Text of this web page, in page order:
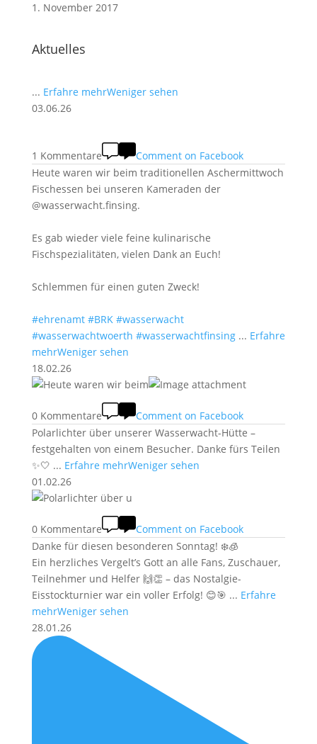
1. November 2017
Aktuelles
... Erfahre mehrWeniger sehen
03.06.26
1 Kommentare
Comment on Facebook
Heute waren wir beim traditionellen Aschermittwoch
Fischessen bei unseren Kameraden der
@wasserwacht.finsing.
Es gab wieder viele feine kulinarische
Fischspezialitäten, vielen Dank an Euch!
Schlemmen für einen guten Zweck!
#ehrenamt #BRK #wasserwacht
#wasserwachtwoerth #wasserwachtfinsing ... Erfahre
mehrWeniger sehen
18.02.26
0 Kommentare
Comment on Facebook
Polarlichter über unserer Wasserwacht-Hütte –
festgehalten von einem Besucher. Danke fürs Teilen
✨🤍 ... Erfahre mehrWeniger sehen
01.02.26
0 Kommentare
Comment on Facebook
Danke für diesen besonderen Sonntag! ❄️🧊
Ein herzliches Vergelt’s Gott an alle Fans, Zuschauer,
Teilnehmer und Helfer 🙌👏 – das Nostalgie-
Eisstockturnier war ein voller Erfolg! 😊🎯 ... Erfahre
mehrWeniger sehen
28.01.26